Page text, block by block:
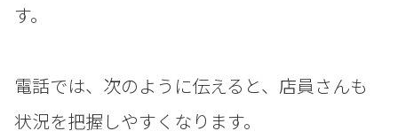
す。
電話では、次のように伝えると、店員さんも
状況を把握しやすくなります。